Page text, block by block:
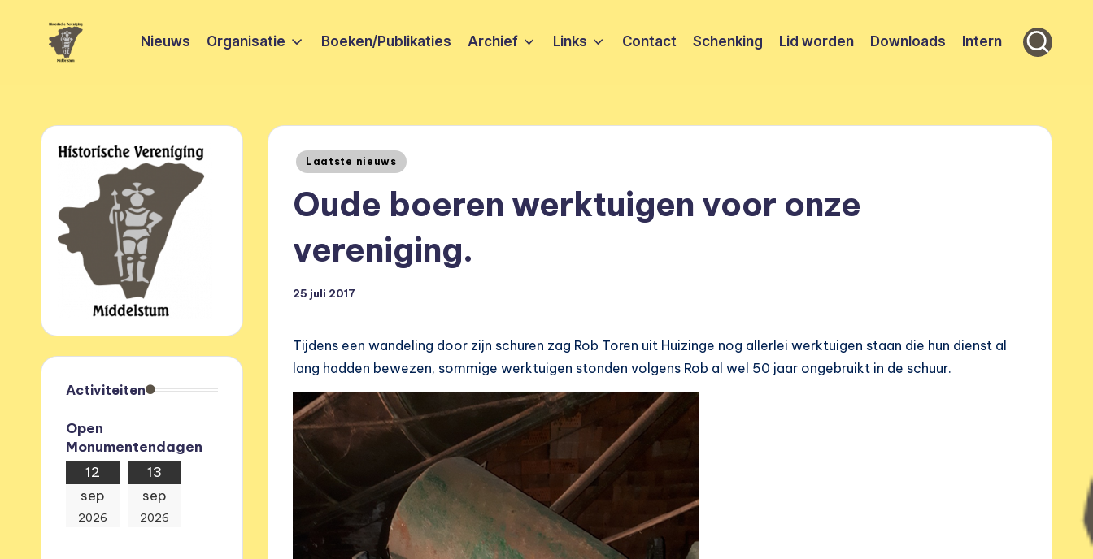
s
o
ri
h
Nieuws Organisatie Boeken/Publikaties Archief Links Contact Schenking Lid worden Downloads Intern
Geplaatst
Laatste nieuws
Oude boeren werktuigen voor onze
vereniging.
25 juli 2017
Tijdens een wandeling door zijn schuren zag Rob Toren uit Huizinge nog allerlei werktuigen staan die hun dienst al
lang hadden bewezen, sommige werktuigen stonden volgens Rob al wel 50 jaar ongebruikt in de schuur.
Activiteiten
Open
Monumentendagen
12
sep
2026
13
sep
2026